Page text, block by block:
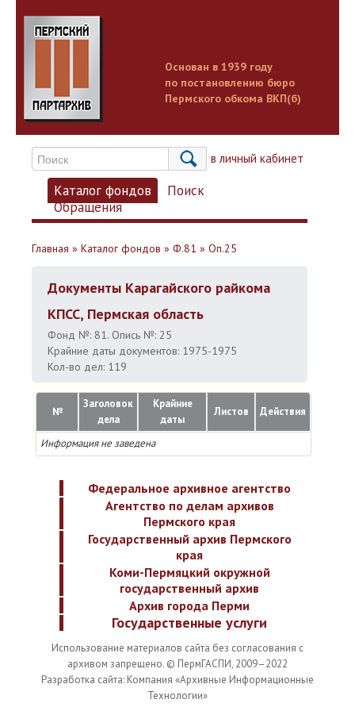
Основан в 1939 году
по постановлению бюро
Пермского обкома ВКП(б)
Вход в личный кабинет
Каталог фондов
Поиск
Обращения
Главная » Каталог фондов » Ф.81 » Оп.25
Документы Карагайского райкома
КПСС, Пермская область
Фонд №: 81. Опись №: 25
Крайние даты документов: 1975-1975
Кол-во дел: 119
№
Заголовок
дела
Крайние
даты
Листов Действия
Информация не заведена
Федеральное архивное агентство
Агентство по делам архивов
Пермского края
Государственный архив Пермского
края
Коми-Пермяцкий окружной
государственный архив
Архив города Перми
Государственные услуги
Использование материалов сайта без согласования с
архивом запрещено. © ПермГАСПИ, 2009–2022
Разработка сайта: Компания «Архивные Информационные
Технологии»